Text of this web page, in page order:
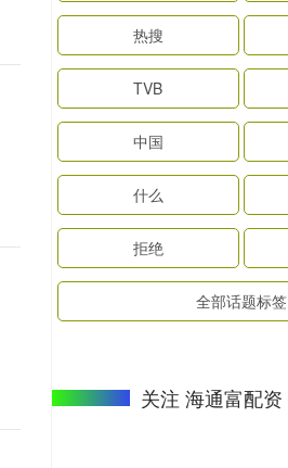
热搜
TVB
中国
什么
拒绝
全部话题标签
关注 海通富配资